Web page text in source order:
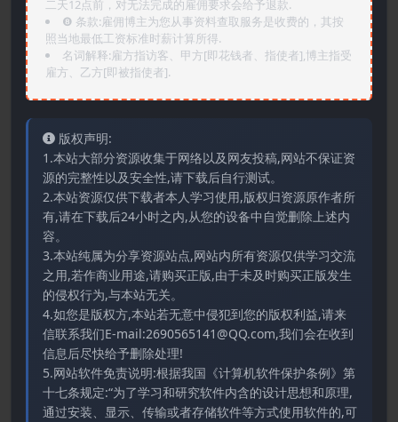
二天12点前，对无法完成的雇佣要求会给予退款.
❽ 条款:雇佣博主为您从事资料查取服务是收费的，其按
照当地最低工资标准时薪计算所得.
名词解释:雇方指访客、甲方[即花钱者、指使者],博主指受
雇方、乙方[即被指使者].
版权声明:
1.本站大部分资源收集于网络以及网友投稿,网站不保证资
源的完整性以及安全性,请下载后自行测试。
2.本站资源仅供下载者本人学习使用,版权归资源原作者所
有,请在下载后24小时之内,从您的设备中自觉删除上述内
容。
3.本站纯属为分享资源站点,网站内所有资源仅供学习交流
之用,若作商业用途,请购买正版,由于未及时购买正版发生
的侵权行为,与本站无关。
4.如您是版权方,本站若无意中侵犯到您的版权利益,请来
信联系我们E-mail:2690565141@QQ.com,我们会在收到
信息后尽快给予删除处理!
5.网站软件免责说明:根据我国《计算机软件保护条例》第
十七条规定:“为了学习和研究软件内含的设计思想和原理,
通过安装、显示、传输或者存储软件等方式使用软件的,可